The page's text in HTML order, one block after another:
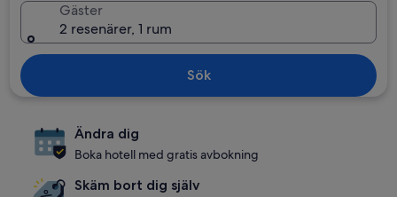
Gäster
2 resenärer, 1 rum
Sök
Ändra dig
Boka hotell med gratis avbokning
Skäm bort dig själv